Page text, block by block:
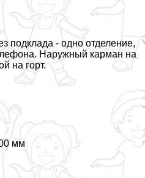
подклада - одно отделение,
Наружный карман на
на горт.
мм